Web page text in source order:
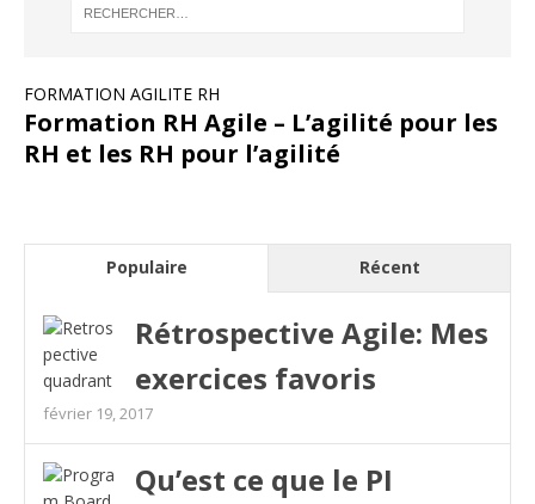
FORMATION AGILITE RH
Formation RH Agile – L’agilité pour les
RH et les RH pour l’agilité
Populaire Récent
Rétrospective Agile: Mes
exercices favoris
février 19, 2017
Qu’est ce que le PI